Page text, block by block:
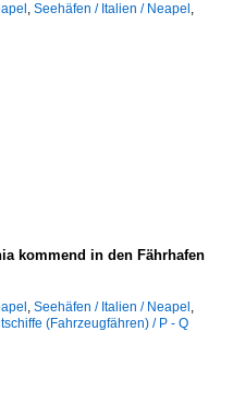
, Seehäfen / Italien / Neapel ,
kommend in den Fährhafen
, Seehäfen / Italien / Neapel ,
(Fahrzeugfähren) / P - Q